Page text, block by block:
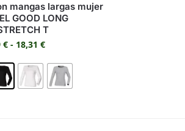
mangas largas mujer
GOOD LONG
T
€ - 18,31€